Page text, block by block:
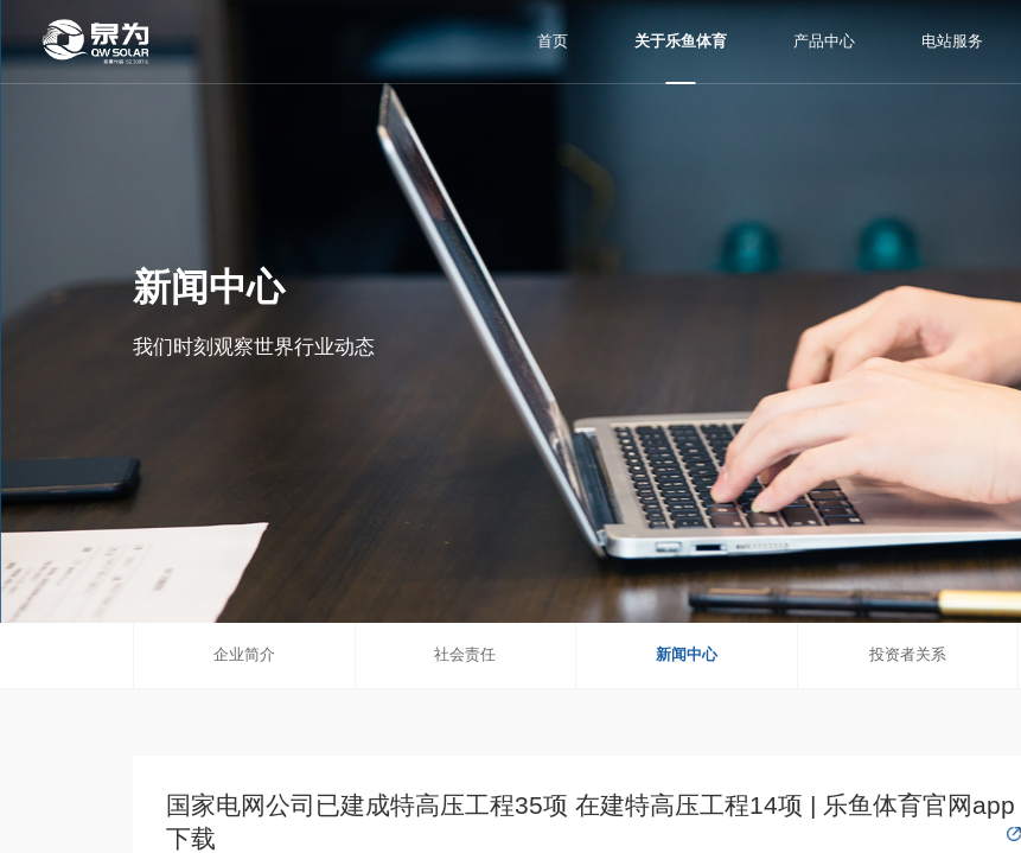
首页 关于乐鱼体育 产品中心 电站服务
新闻中心
我们时刻观察世界行业动态
企业简介 社会责任 新闻中心 投资者关系
国家电网公司已建成特高压工程35项 在建特高压工程14项 | 乐鱼体育官网app
下载